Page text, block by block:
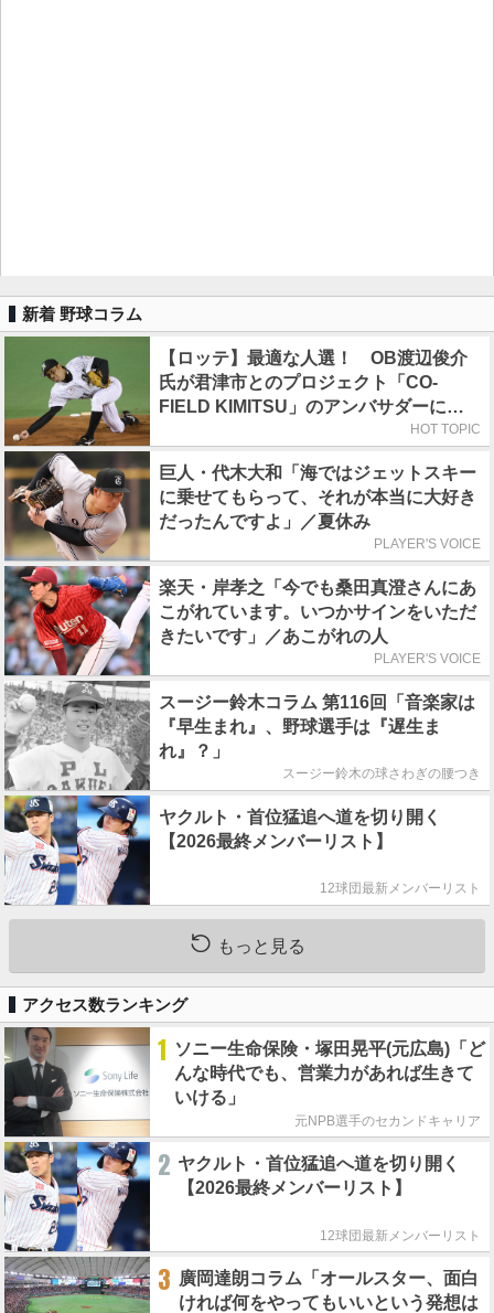
新着 野球コラム
【ロッテ】最適な人選！ OB渡辺俊介
氏が君津市とのプロジェクト「CO-
FIELD KIMITSU」のアンバサダーに就
HOT TOPIC
巨人・代木大和「海ではジェットスキー
に乗せてもらって、それが本当に大好き
だったんですよ」／夏休み
PLAYER'S VOICE
楽天・岸孝之「今でも桑田真澄さんにあ
こがれています。いつかサインをいただ
きたいです」／あこがれの人
PLAYER'S VOICE
スージー鈴木コラム 第116回「音楽家は
『早生まれ』、野球選手は『遅生ま
れ』？」
スージー鈴木の球さわぎの腰つき
ヤクルト・首位猛追へ道を切り開く
【2026最終メンバーリスト】
12球団最新メンバーリスト
もっと見る
アクセス数ランキング
1 ソニー生命保険・塚田晃平(元広島)「ど
んな時代でも、営業力があれば生きて
いける」
元NPB選手のセカンドキャリア
2 ヤクルト・首位猛追へ道を切り開く
【2026最終メンバーリスト】
12球団最新メンバーリスト
3 廣岡達朗コラム「オールスター、面白
ければ何をやってもいいという発想は